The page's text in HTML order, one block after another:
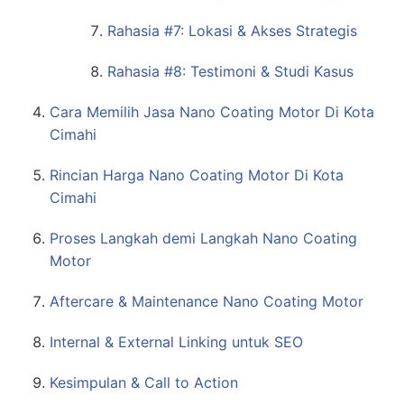
Rahasia #7: Lokasi & Akses Strategis
Rahasia #8: Testimoni & Studi Kasus
Cara Memilih Jasa Nano Coating Motor Di Kota
Cimahi
Rincian Harga Nano Coating Motor Di Kota
Cimahi
Proses Langkah demi Langkah Nano Coating
Motor
Aftercare & Maintenance Nano Coating Motor
Internal & External Linking untuk SEO
Kesimpulan & Call to Action